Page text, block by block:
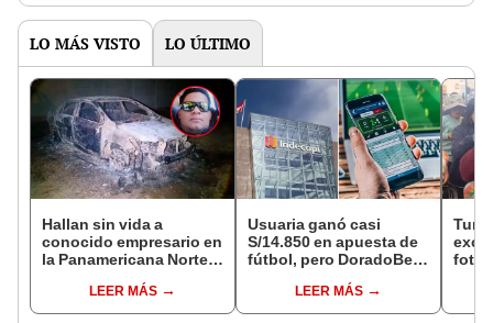
LO MÁS VISTO LO ÚLTIMO
Hallan sin vida a
conocido empresario en
la Panamericana Norte
Sullana, Piura
LEER MÁS
Usuaria ganó casi
S/14.850 en apuesta de
fútbol, pero DoradoBet
Indecopi multó a la
empresa con más de S/
LEER MÁS